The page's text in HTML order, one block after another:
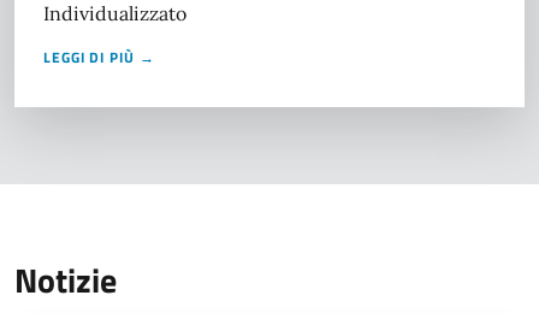
Individualizzato
LEGGI DI PIÙ →
Notizie